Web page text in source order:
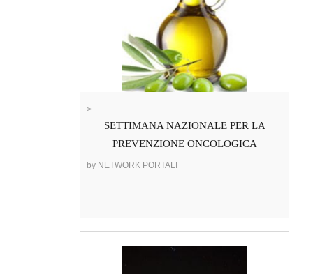
>
SETTIMANA NAZIONALE PER LA
PREVENZIONE ONCOLOGICA
by NETWORK PORTALI